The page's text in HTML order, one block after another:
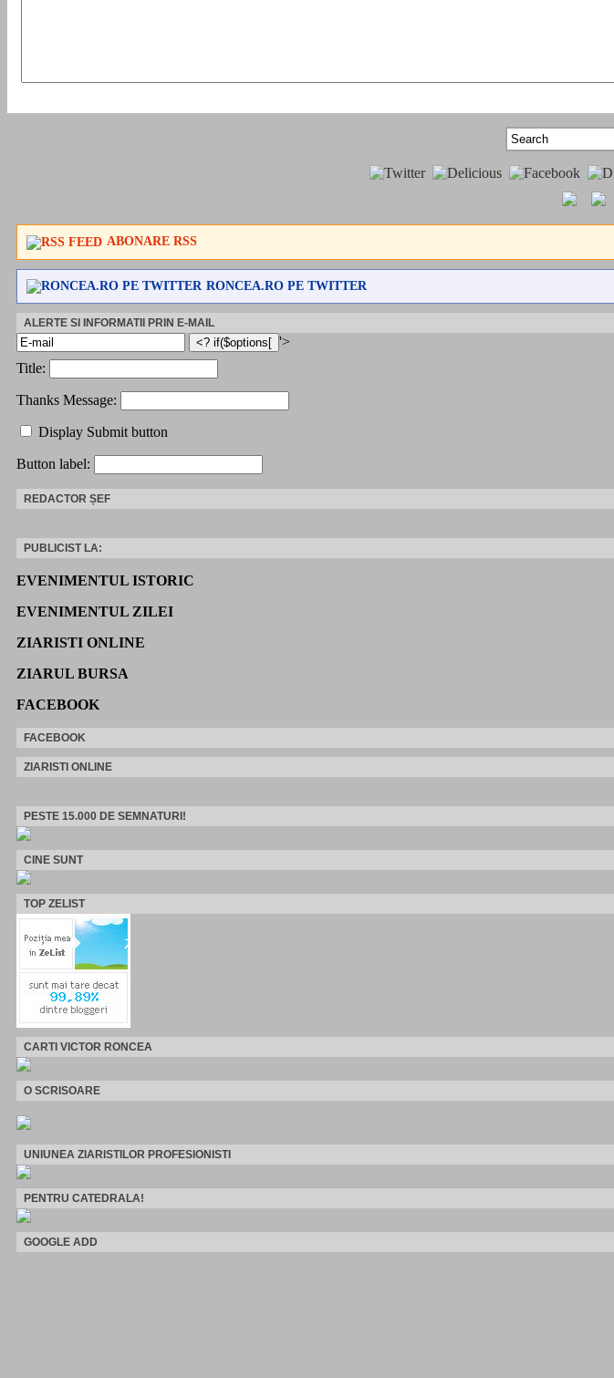
ABONARE RSS
RONCEA.RO PE TWITTER
ALERTE SI INFORMATII PRIN E-MAIL
'>
Title:
Thanks Message:
Display Submit button
Button label:
REDACTOR ȘEF
PUBLICIST LA:
EVENIMENTUL ISTORIC
EVENIMENTUL ZILEI
ZIARISTI ONLINE
ZIARUL BURSA
FACEBOOK
FACEBOOK
ZIARISTI ONLINE
PESTE 15.000 DE SEMNATURI!
CINE SUNT
TOP ZELIST
CARTI VICTOR RONCEA
O SCRISOARE
UNIUNEA ZIARISTILOR PROFESIONISTI
PENTRU CATEDRALA!
GOOGLE ADD